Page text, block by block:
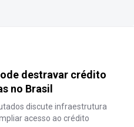
destravar crédito
no Brasil
discute infraestrutura
acesso ao crédito